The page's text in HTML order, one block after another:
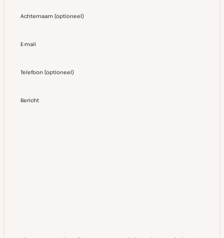
Achternaam (optioneel)
E-mail
Telefoon (optioneel)
Bericht